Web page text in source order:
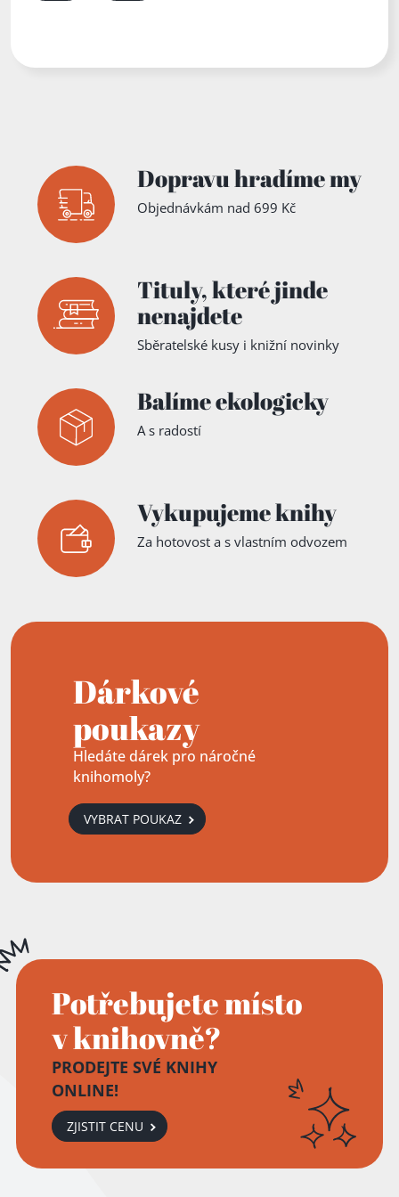
Dopravu hradíme my
Objednávkám nad 699 Kč
Tituly,které jinde
nenajdete
Sběratelské kusy i knižní novinky
Balíme ekologicky
A s radostí
Vykupujeme knihy
Za hotovost a s vlastním odvozem
Dárkové
poukazy
Hledáte dárek pro náročné
knihomoly?
VYBRAT POUKAZ
Potřebujete místo
v knihovně?
PRODEJTE SVÉ KNIHY
ONLINE!
ZJISTIT CENU